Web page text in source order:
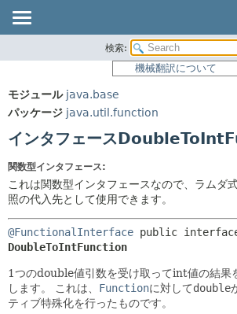
パッケージ
使用
ツリー
プレビュー
新規
非推奨
索引
ヘルプ
サマリー:
ネスト
メソッ
詳細:
検索:
機械翻訳について
モジュール java.base
パッケージ java.util.function
インタフェース
関数型インタフェース:
これは関数型インタフェースなので、ラムダ
照の代入先として使用できます。
@FunctionalInterface
DoubleToIntFunction
1つのdouble値引数を受け取ってint値の結果
します。
これは、 Functionに対してdouble
ティブ特殊化を行ったものです。